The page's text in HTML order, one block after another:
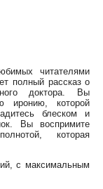
читателями
полный рассказ о
доктора. Вы
иронию, которой
блеском и
Вы воспримите
которая
с максимальным